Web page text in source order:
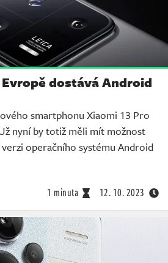
dostává Android
smartphonu Xiaomi 13 Pro
nyní by totiž měli mít možnost
operačního systému Android
1 minuta 12. 10. 2023